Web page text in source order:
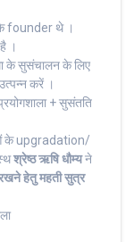
के founder थे ।
।
के सुसंचालन के लिए
करें ।
+ सुसंतति
के upgradation/
श्रेष्ठ ऋषि धौम्यने
रखने हेतु महती सुत्र